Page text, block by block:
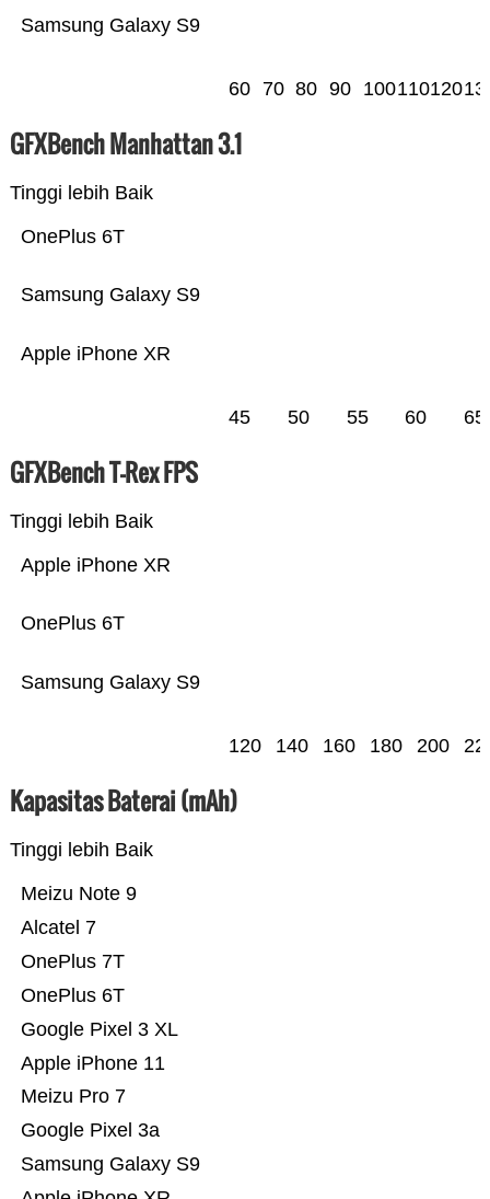
Samsung Galaxy S9
60 70 80 90 100110120
GFXBench Manhattan 3.1
Tinggi lebih Baik
Apple iPhone XR
Samsung Galaxy S9
OnePlus 6T
45 50 55 60 65
GFXBench T-Rex FPS
Tinggi lebih Baik
Samsung Galaxy S9
OnePlus 6T
Apple iPhone XR
120 140 160 180 200
Kapasitas Baterai (mAh)
Tinggi lebih Baik
Samsung Galaxy S9
Google Pixel 3a
Meizu Pro 7
Apple iPhone 11
Google Pixel 3 XL
OnePlus 6T
OnePlus 7T
Alcatel 7
Meizu Note 9